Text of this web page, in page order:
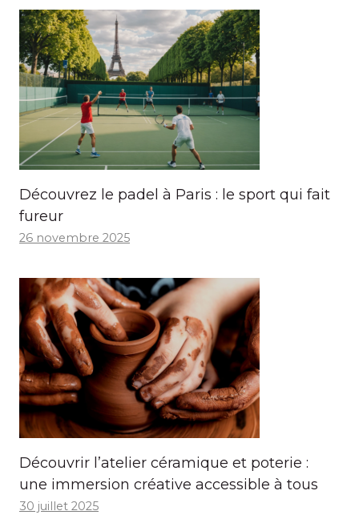
Découvrez le padel à Paris : le sport qui fait
fureur
26 novembre 2025
Découvrir l’atelier céramique et poterie :
une immersion créative accessible à tous
30 juillet 2025